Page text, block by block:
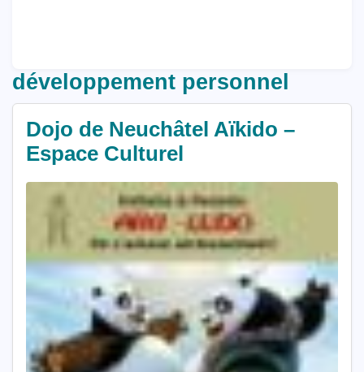
développement personnel
Dojo de Neuchâtel Aïkido –
Espace Culturel